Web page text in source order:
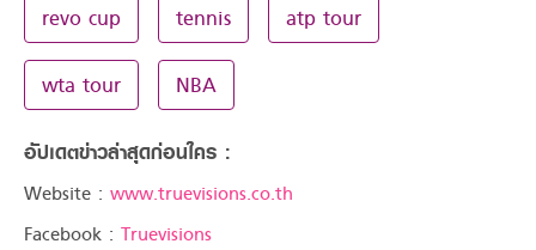
revo cup tennis atp tour
wta tour NBA
อัปเดตข่าวล่าสุดก่อนใคร :
Website : www.truevisions.co.th
Facebook : Truevisions